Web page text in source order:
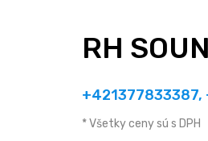
RH
* Všetky ceny sú s DPH